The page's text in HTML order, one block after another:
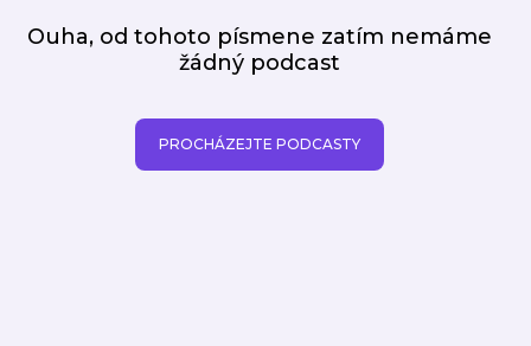
Ouha, od tohoto písmene zatím nemáme
žádný podcast
PROCHÁZEJTE PODCASTY